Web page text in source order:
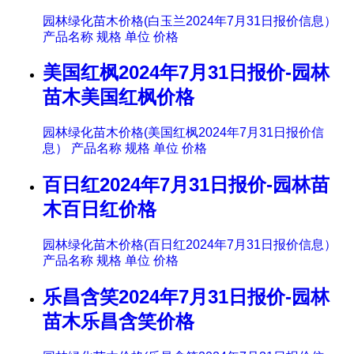
园林绿化苗木价格(白玉兰2024年7月31日报价信息）
产品名称 规格 单位 价格
美国红枫2024年7月31日报价-园林
苗木美国红枫价格
园林绿化苗木价格(美国红枫2024年7月31日报价信
息） 产品名称 规格 单位 价格
百日红2024年7月31日报价-园林苗
木百日红价格
园林绿化苗木价格(百日红2024年7月31日报价信息）
产品名称 规格 单位 价格
乐昌含笑2024年7月31日报价-园林
苗木乐昌含笑价格